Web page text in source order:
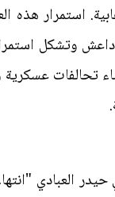
استمرار
وتشكل
تحالفات